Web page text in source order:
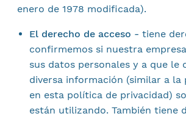
enero de 1978 modificada).
El derecho de acceso - tiene
confirmemos si nuestra
sus datos personales y a que le
diversa información (similar a la
en esta política de privacidad)
están utilizando. También tiene